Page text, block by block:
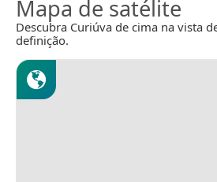
Mapa de satélite
Descubra Curiúva de cima na vista
definição.